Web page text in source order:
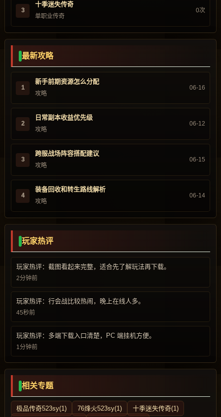
3
十季迷失传奇
单职业传奇
0次
最新攻略
1
新手前期资源怎么分配
攻略
06-16
2
日常副本收益优先级
攻略
06-12
3
跨服战场阵容搭配建议
攻略
06-15
4
装备回收和转生路线解析
攻略
06-14
玩家热评
玩家热评：截图看起来完整，适合先了解玩法再下载。
2分钟前
玩家热评：行会战比较热闹，晚上在线人多。
45秒前
玩家热评：多端下载入口清楚，PC 端挂机方便。
1分钟前
相关专题
极品传奇523sy(1) 76烽火523sy(1)
十季迷失传奇(1)